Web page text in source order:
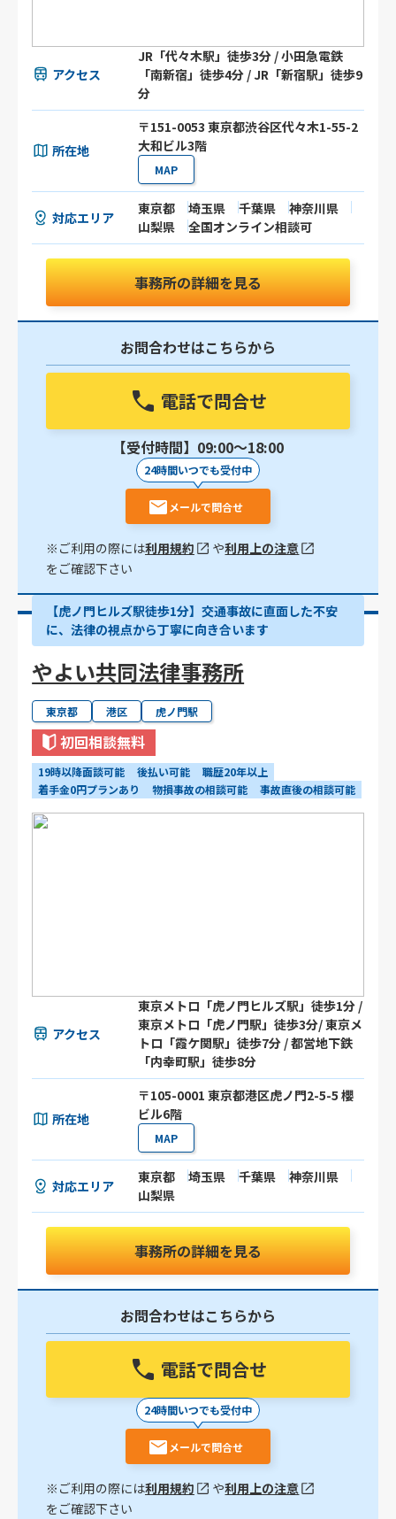
アクセス
JR「代々木駅」徒歩3分 / 小田急電鉄
「南新宿」徒歩4分 / JR「新宿駅」徒歩9
分
所在地
〒151-0053 東京都渋谷区代々木1-55-2
大和ビル3階
MAP
対応エリア
東京都 埼玉県 千葉県
神奈川県
山梨県
全国オンライン相談可
事務所の詳細を見る
お問合わせはこちらから
電話で問合せ
【受付時間】09:00〜18:00
24時間いつでも受付中
メールで問合せ
※ご利用の際には利用規約 や利用上の注意
をご確認下さい
【虎ノ門ヒルズ駅徒歩1分】交通事故に直面した不安
に、法律の視点から丁寧に向き合います
やよい共同法律事務所
東京都 港区 虎ノ門駅
初回相談無料
19時以降面談可能 後払い可能
職歴20年以上
着手金0円プランあり
物損事故の相談可能 事故直後の相談可能
アクセス
東京メトロ「虎ノ門ヒルズ駅」徒歩1分 /
東京メトロ「虎ノ門駅」徒歩3分/ 東京メ
トロ「霞ケ関駅」徒歩7分 / 都営地下鉄
「内幸町駅」徒歩8分
所在地
〒105-0001 東京都港区虎ノ門2-5-5 櫻
ビル6階
MAP
対応エリア
東京都 埼玉県 千葉県
神奈川県
山梨県
事務所の詳細を見る
お問合わせはこちらから
電話で問合せ
24時間いつでも受付中
メールで問合せ
※ご利用の際には利用規約 や利用上の注意
をご確認下さい